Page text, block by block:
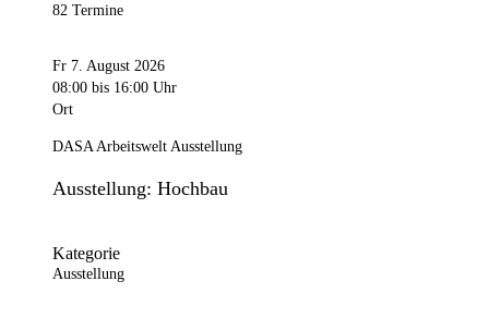
82 Termine
Fr 7. August 2026
08:00 bis 16:00 Uhr
Ort
DASA Arbeitswelt Ausstellung
Ausstellung: Hochbau
Kategorie
Ausstellung